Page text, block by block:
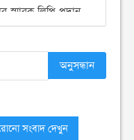
স্মারক লিপি প্রদান
সমাবেশ ও গণমিছিল
শহীদ
অনুসন্ধান